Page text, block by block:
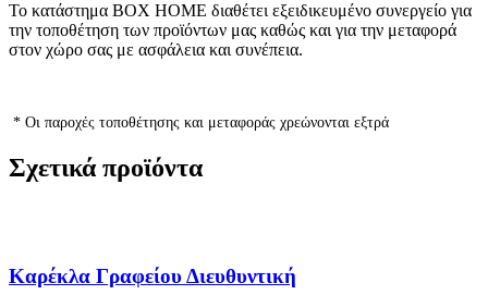
Το κατάστημα BOX HOME διαθέτει εξειδικευμένο συνεργείο για
την τοποθέτηση των προϊόντων μας καθώς και για την μεταφορά
στον χώρο σας με ασφάλεια και συνέπεια.
* Οι παροχές τοποθέτησης και μεταφοράς χρεώνονται εξτρά
Σχετικά προϊόντα
Καρέκλα Γραφείου Διευθυντική